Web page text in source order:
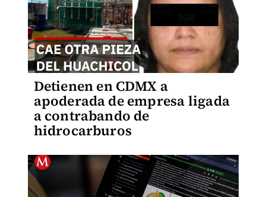
Detienen en CDMX a
apoderada de empresa ligada
a contrabando de
hidrocarburos